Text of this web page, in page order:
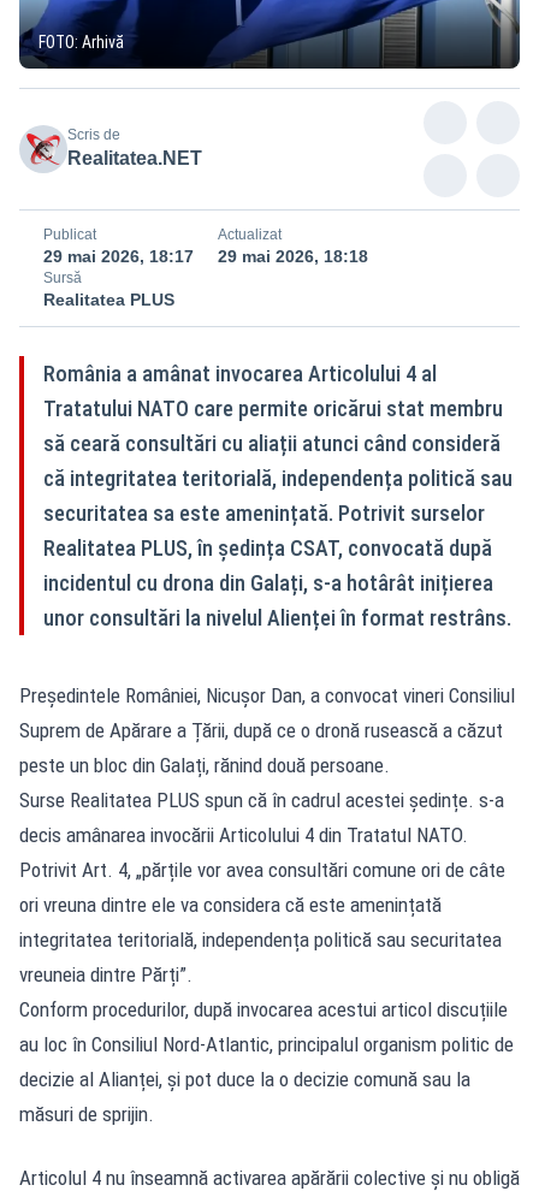
FOTO: Arhivă
Scris de
Realitatea.NET
Publicat
29 mai 2026, 18:17
Actualizat
29 mai 2026, 18:18
Sursă
Realitatea PLUS
România a amânat invocarea Articolului 4 al
Tratatului NATO care permite oricărui stat membru
să ceară consultări cu aliații atunci când consideră
că integritatea teritorială, independența politică sau
securitatea sa este amenințată. Potrivit surselor
Realitatea PLUS, în ședința CSAT, convocată după
incidentul cu drona din Galați, s-a hotârât inițierea
unor consultări la nivelul Alienței în format restrâns.
Președintele României, Nicușor Dan, a convocat vineri Consiliul
Suprem de Apărare a Țării, după ce o dronă rusească a căzut
peste un bloc din Galați, rănind două persoane.
Surse Realitatea PLUS spun că în cadrul acestei ședințe. s-a
decis amânarea invocării Articolului 4 din Tratatul NATO.
Potrivit Art. 4, „părțile vor avea consultări comune ori de câte
ori vreuna dintre ele va considera că este amenințată
integritatea teritorială, independența politică sau securitatea
vreuneia dintre Părți”.
Conform procedurilor, după invocarea acestui articol discuțiile
au loc în Consiliul Nord-Atlantic, principalul organism politic de
decizie al Alianței, și pot duce la o decizie comună sau la
măsuri de sprijin.
Articolul 4 nu înseamnă activarea apărării colective și nu obligă